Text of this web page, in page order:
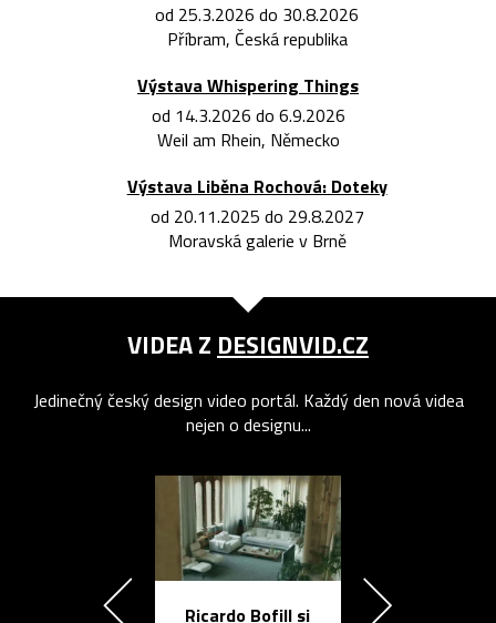
od 25.3.2026 do 30.8.2026
Příbram, Česká republika
Výstava Whispering Things
od 14.3.2026 do 6.9.2026
Weil am Rhein, Německo
Výstava Liběna Rochová: Doteky
od 20.11.2025 do 29.8.2027
Moravská galerie v Brně
VIDEA Z DESIGNVID.CZ
Jedinečný český design video portál. Každý den nová videa
nejen o designu...
Ricardo Bofill si